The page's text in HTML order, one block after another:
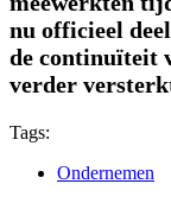
nu officieel
de continuïteit
verder
Tags:
Ondernemen